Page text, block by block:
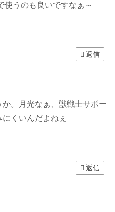
使うのも良いですなぁ～
返信
。月光なぁ、獣戦士サポー
くいんだよねぇ
返信